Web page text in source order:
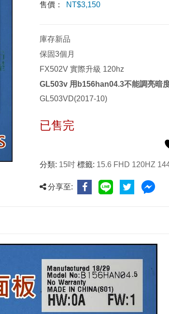
售價： NT$3,150
庫存新品
保固3個月
FX502V 實際升級 120hz
GL503v 用b156han04.3不能調亮暗
GL503VD(2017-10)
已售完
分類: 15吋 標籤: 15.6 FHD 120HZ
分享至: